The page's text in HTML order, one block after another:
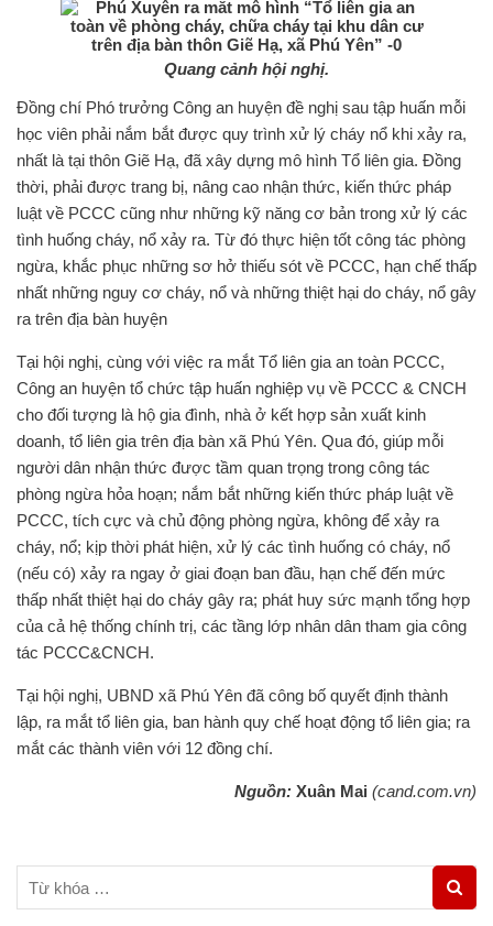
Quang cảnh hội nghị.
Đồng chí Phó trưởng Công an huyện đề nghị sau tập huấn mỗi
học viên phải nắm bắt được quy trình xử lý cháy nổ khi xảy ra,
nhất là tại thôn Giẽ Hạ, đã xây dựng mô hình Tổ liên gia. Đồng
thời, phải được trang bị, nâng cao nhận thức, kiến thức pháp
luật về PCCC cũng như những kỹ năng cơ bản trong xử lý các
tình huống cháy, nổ xảy ra. Từ đó thực hiện tốt công tác phòng
ngừa, khắc phục những sơ hở thiếu sót về PCCC, hạn chế thấp
nhất những nguy cơ cháy, nổ và những thiệt hại do cháy, nổ gây
ra trên địa bàn huyện
Tại hội nghị, cùng với việc ra mắt Tổ liên gia an toàn PCCC,
Công an huyện tổ chức tập huấn nghiệp vụ về PCCC & CNCH
cho đối tượng là hộ gia đình, nhà ở kết hợp sản xuất kinh
doanh, tổ liên gia trên địa bàn xã Phú Yên. Qua đó, giúp mỗi
người dân nhận thức được tầm quan trọng trong công tác
phòng ngừa hỏa hoạn; nắm bắt những kiến ​​thức pháp luật về
PCCC, tích cực và chủ động phòng ngừa, không để xảy ra
cháy, nổ; kịp thời phát hiện, xử lý các tình huống có cháy, nổ
(nếu có) xảy ra ngay ở giai đoạn ban đầu, hạn chế đến mức
thấp nhất thiệt hại do cháy gây ra; phát huy sức mạnh tổng hợp
của cả hệ thống chính trị, các tầng lớp nhân dân tham gia công
tác PCCC&CNCH.
Tại hội nghị, UBND xã Phú Yên đã công bố quyết định thành
lập, ra mắt tổ liên gia, ban hành quy chế hoạt động tổ liên gia; ra
mắt các thành viên với 12 đồng chí.
Nguồn: Xuân Mai (cand.com.vn)